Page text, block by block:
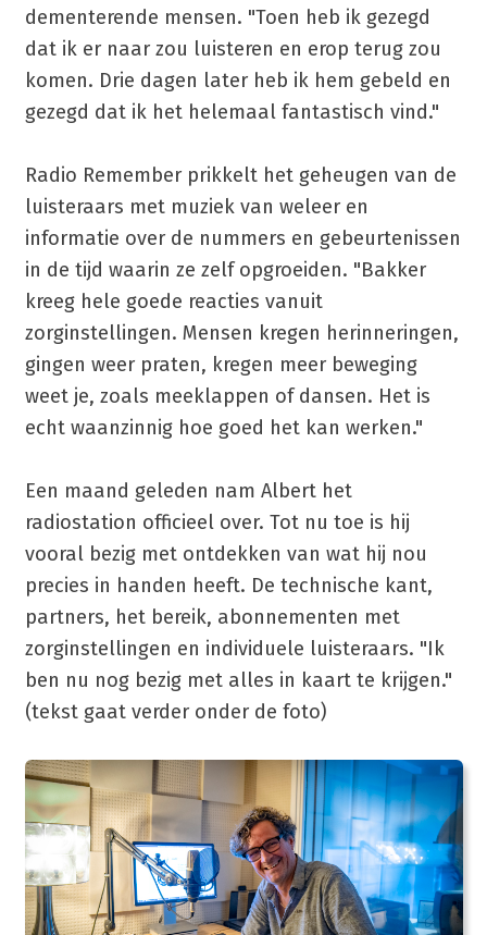
dementerende mensen. "Toen heb ik gezegd
dat ik er naar zou luisteren en erop terug zou
komen. Drie dagen later heb ik hem gebeld en
gezegd dat ik het helemaal fantastisch vind."
Radio Remember prikkelt het geheugen van de
luisteraars met muziek van weleer en
informatie over de nummers en gebeurtenissen
in de tijd waarin ze zelf opgroeiden. "Bakker
kreeg hele goede reacties vanuit
zorginstellingen. Mensen kregen herinneringen,
gingen weer praten, kregen meer beweging
weet je, zoals meeklappen of dansen. Het is
echt waanzinnig hoe goed het kan werken."
Een maand geleden nam Albert het
radiostation officieel over. Tot nu toe is hij
vooral bezig met ontdekken van wat hij nou
precies in handen heeft. De technische kant,
partners, het bereik, abonnementen met
zorginstellingen en individuele luisteraars. "Ik
ben nu nog bezig met alles in kaart te krijgen."
(tekst gaat verder onder de foto)